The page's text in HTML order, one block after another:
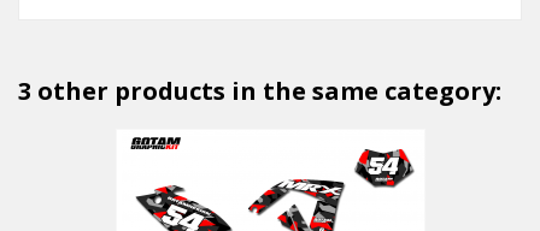
3 other products in the same category: